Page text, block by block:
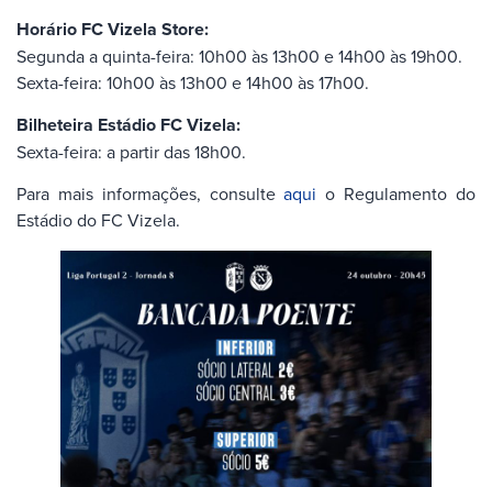
Horário FC Vizela Store:
Segunda a quinta-feira: 10h00 às 13h00 e 14h00 às 19h00.
Sexta-feira: 10h00 às 13h00 e 14h00 às 17h00.
Bilheteira Estádio FC Vizela:
Sexta-feira: a partir das 18h00.
Para mais informações, consulteaqui o Regulamento do
Estádio do FC Vizela.